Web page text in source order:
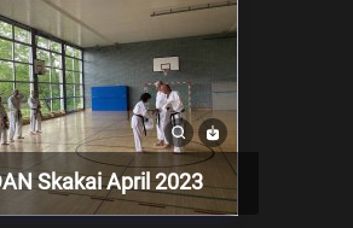
DAN Skakai April 2023